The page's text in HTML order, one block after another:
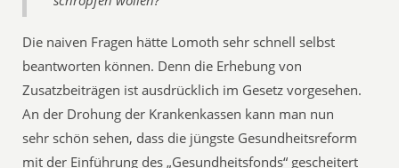
Die naiven Fragen hätte Lomoth sehr schnell selbst
beantworten können. Denn die Erhebung von
Zusatzbeiträgen ist ausdrücklich im Gesetz vorgesehen.
An der Drohung der Krankenkassen kann man nun
sehr schön sehen, dass die jüngste Gesundheitsreform
mit der Einführung des „Gesundheitsfonds“ gescheitert